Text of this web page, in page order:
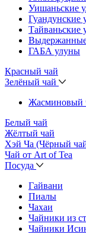
Уишаньские
Тайваньские
ГАБА улуны
Красный чай
Зелёный чай
Жасминовый
Белый чай
Жёлтый чай
Хэй Ча (Чёрный
Чай от Art of Tea
Посуда
Гайвани
Пиалы
Чахаи
Чайники из
Чайники